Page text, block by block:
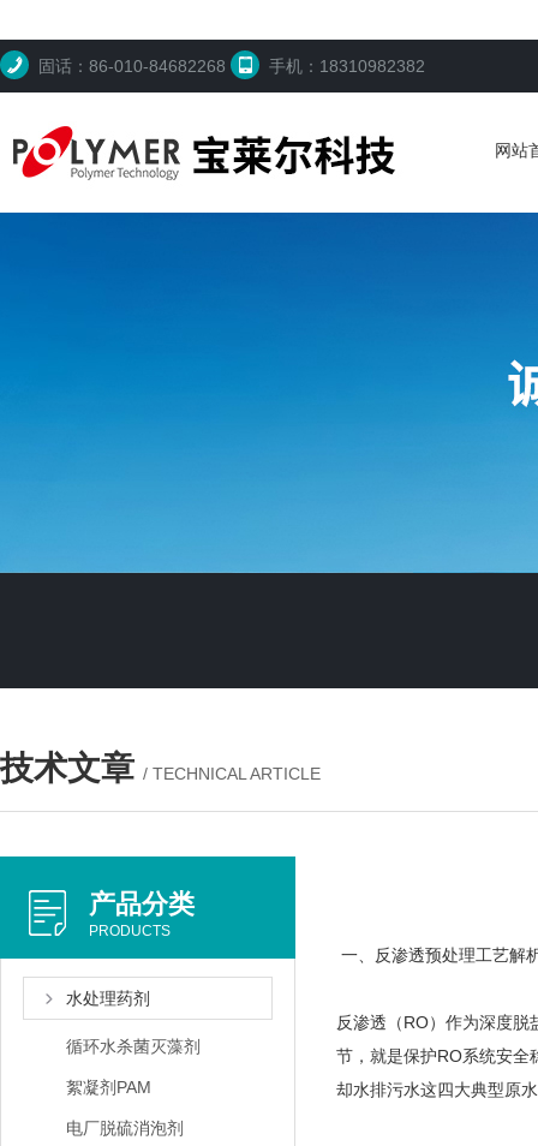
固话：86-010-84682268 手机：18310982382
网站
技术文章 / TECHNICAL ARTICLE
产品分类
PRODUCTS
水处理药剂
循环水杀菌灭藻剂
絮凝剂PAM
电厂脱硫消泡剂
一、反渗透预处理工艺解
反渗透（RO）作为深度
节，就是保护RO系统安全
却水排污水这四大典型原